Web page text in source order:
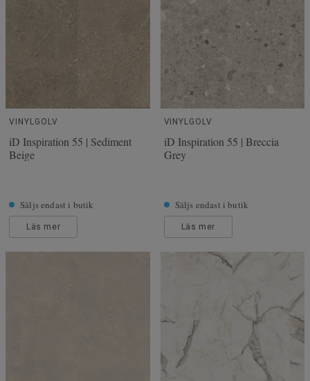
VINYLGOLV
iD Inspiration 55 | Sediment
Beige
Säljs endast i butik
Läs mer
VINYLGOLV
iD Inspiration 55 | Breccia
Grey
Säljs endast i butik
Läs mer